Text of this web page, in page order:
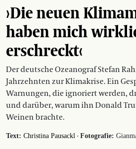
›Die neuen
haben mich
erschreckt‹
Der deutsche Ozeanograf Stefan
Jahrzehnten zur Klimakrise. Ein
Warnungen, die ignoriert werden,
und darüber, warum ihn Donald
Weinen brachte.
Text: Christina Pausackl · Fotografie: